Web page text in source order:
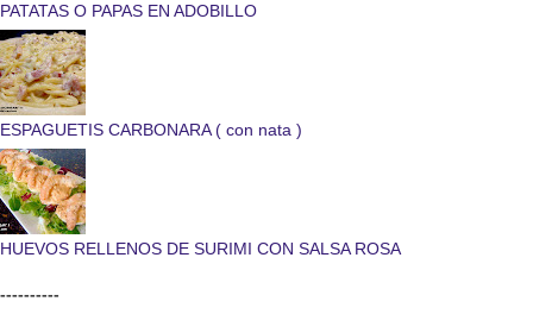
PATATAS O PAPAS EN ADOBILLO
ESPAGUETIS CARBONARA ( con nata )
HUEVOS RELLENOS DE SURIMI CON SALSA ROSA
----------